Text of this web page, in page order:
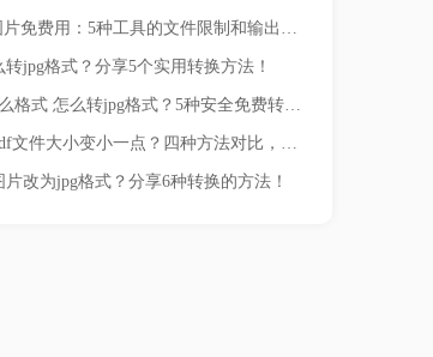
PDF转图片免费用：5种工具的文件限制和输出质量对比！
转jpg格式？分享5个实用转换方法！
png是什么格式 怎么转jpg格式？5种安全免费转换方法全解析！
怎么把pdf文件大小变小一点？四种方法对比，一看就懂！
片改为jpg格式？分享6种转换的方法！